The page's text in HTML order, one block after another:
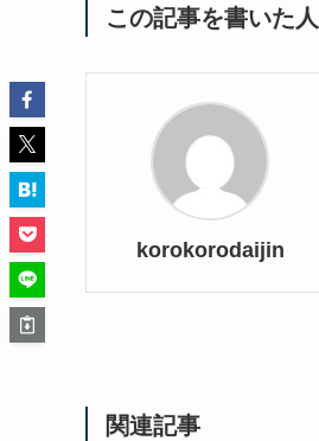
この記事を書いた人
korokorodaijin
関連記事